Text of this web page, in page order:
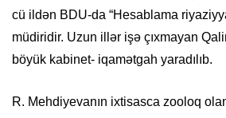
cü ildən BDU-da “Hesablama
müdiridir. Uzun illər işə çıxmayan
böyük kabinet- iqamətgah yaradılıb.
R. Mehdiyevanın ixtisasca zooloq